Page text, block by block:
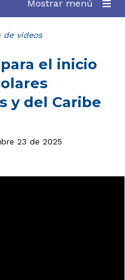
Mostrar menú
de videos
el inicio
y del Caribe
23 de 2025